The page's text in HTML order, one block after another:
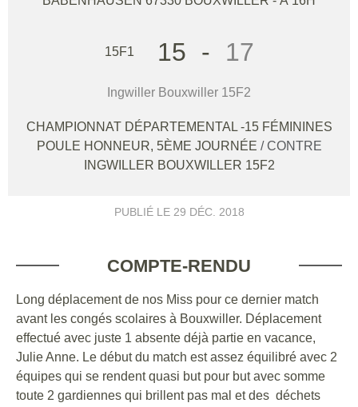
15F1 15 - 17
Ingwiller Bouxwiller 15F2
CHAMPIONNAT DÉPARTEMENTAL -15 FÉMININES
POULE HONNEUR, 5ÈME JOURNÉE / CONTRE
INGWILLER BOUXWILLER 15F2
PUBLIÉ LE 29 DÉC. 2018
COMPTE-RENDU
Long déplacement de nos Miss pour ce dernier match
avant les congés scolaires à Bouxwiller. Déplacement
effectué avec juste 1 absente déjà partie en vacance,
Julie Anne. Le début du match est assez équilibré avec 2
équipes qui se rendent quasi but pour but avec somme
toute 2 gardiennes qui brillent pas mal et des déchets